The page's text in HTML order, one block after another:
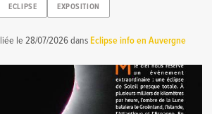
ECLIPSE EXPOSITION
le28/07/2026dansEclipse info en Auvergne